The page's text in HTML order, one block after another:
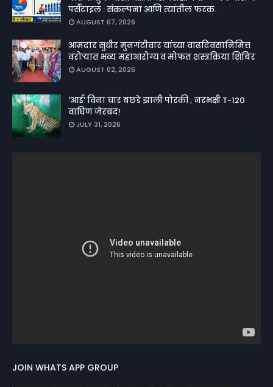
पर्सेटाइल : संकल्पना आणि त्यांतील फरक.
AUGUST 07, 2026
आमदार सुधीर मुनगंटीवार यांच्या वाढदिवसानिमित्त
वरोऱ्यात भव्य महाआरोग्य व मोफत शस्त्रक्रिया शिबिर
AUGUST 02, 2026
'आई' विना चार बछडे झाली पोरकी ; नरभक्षी T-120
वाघिण जेरबंद!
JULY 31, 2026
JOIN WHATS APP GROUP